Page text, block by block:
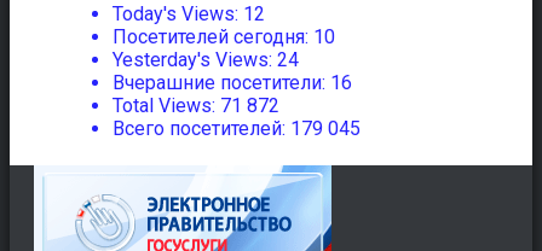
Today's Views: 12
Посетителей сегодня: 10
Yesterday's Views: 24
Вчерашние посетители: 16
Total Views: 71 872
Всего посетителей: 179 045